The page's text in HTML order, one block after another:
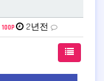
100P 2년전